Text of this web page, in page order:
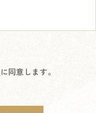
に同意します。